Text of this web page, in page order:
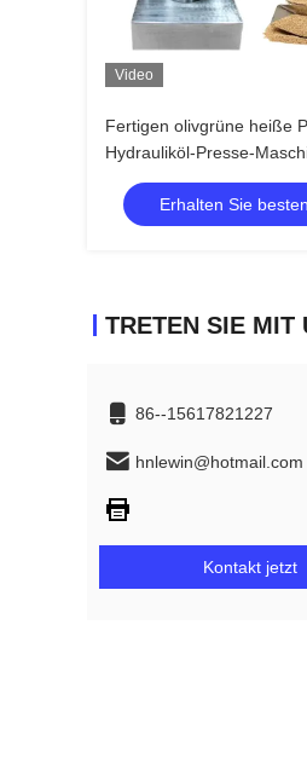
Video
Fertigen olivgrüne heiße
Hydrauliköl-Presse-
indischen Sesams
besonders an
Erhalten Sie
86--15617821227
hnlewin@hotmail.com
Kontakt jetzt